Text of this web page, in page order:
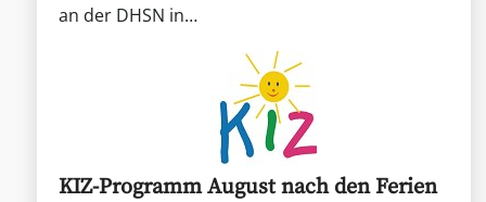
an der DHSN in…
KIZ-Programm August nach den Ferien